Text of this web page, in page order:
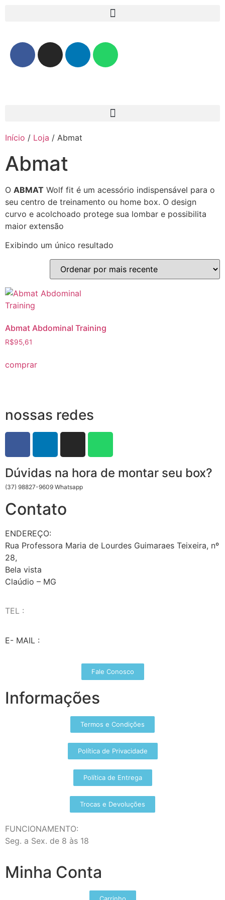
Início / Loja / Abmat
Abmat
O ABMAT Wolf fit é um acessório indispensável para o
seu centro de treinamento ou home box. O design
curvo e acolchoado protege sua lombar e possibilita
maior extensão
Exibindo um único resultado
Abmat Abdominal Training
R$95,61
comprar
nossas redes
Dúvidas na hora de montar seu box?
(37) 98827-9609 Whatsapp
Contato
ENDEREÇO:
Rua Professora Maria de Lourdes Guimaraes Teixeira, nº
28,
Bela vista
Claúdio – MG
TEL :
E- MAIL :
Fale Conosco
Informações
Termos e Condições
Política de Privacidade
Política de Entrega
Trocas e Devoluções
FUNCIONAMENTO:
Seg. a Sex. de 8 às 18
Minha Conta
Carrinho